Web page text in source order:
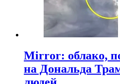
Mirror: облако,
на Дональда